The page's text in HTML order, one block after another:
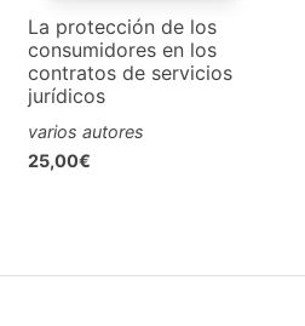
La protección de los
consumidores en los
contratos de servicios
jurídicos
varios autores
25,00€